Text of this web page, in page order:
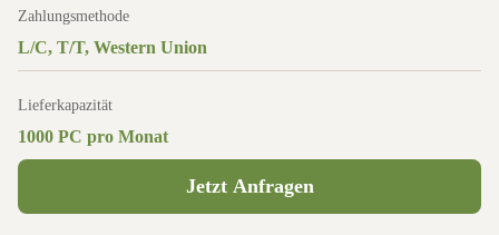
Zahlungsmethode
L/C, T/T, Western Union
Lieferkapazität
1000 PC pro Monat
Jetzt Anfragen